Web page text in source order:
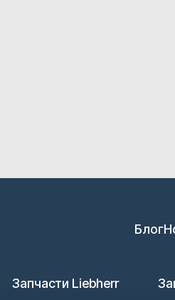
Блог
Запчасти Liebherr